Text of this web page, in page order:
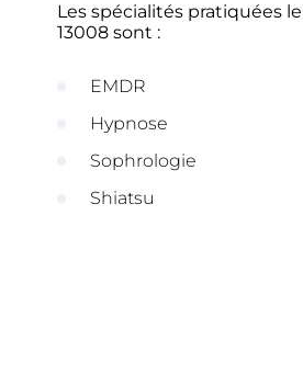
Les spécialités pratiquées
13008 sont :
EMDR
Hypnose
Sophrologie
Shiatsu